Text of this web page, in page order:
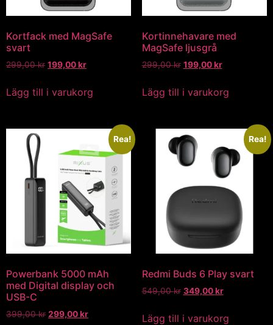
Kortfack med MagSafe
svart
299,00kr 199,00kr
Lägg till i varukorg
Kortinnehavare med
MagSafe ljusgrå
299,00kr 199,00kr
Lägg till i varukorg
Rea!
Powerbank 5000 mAh
med Digital display och
USB-C
399,00kr 299,00kr
Rea!
Redmi Buds 6 Play svart
549,00kr 349,00kr
Lägg till i varukorg